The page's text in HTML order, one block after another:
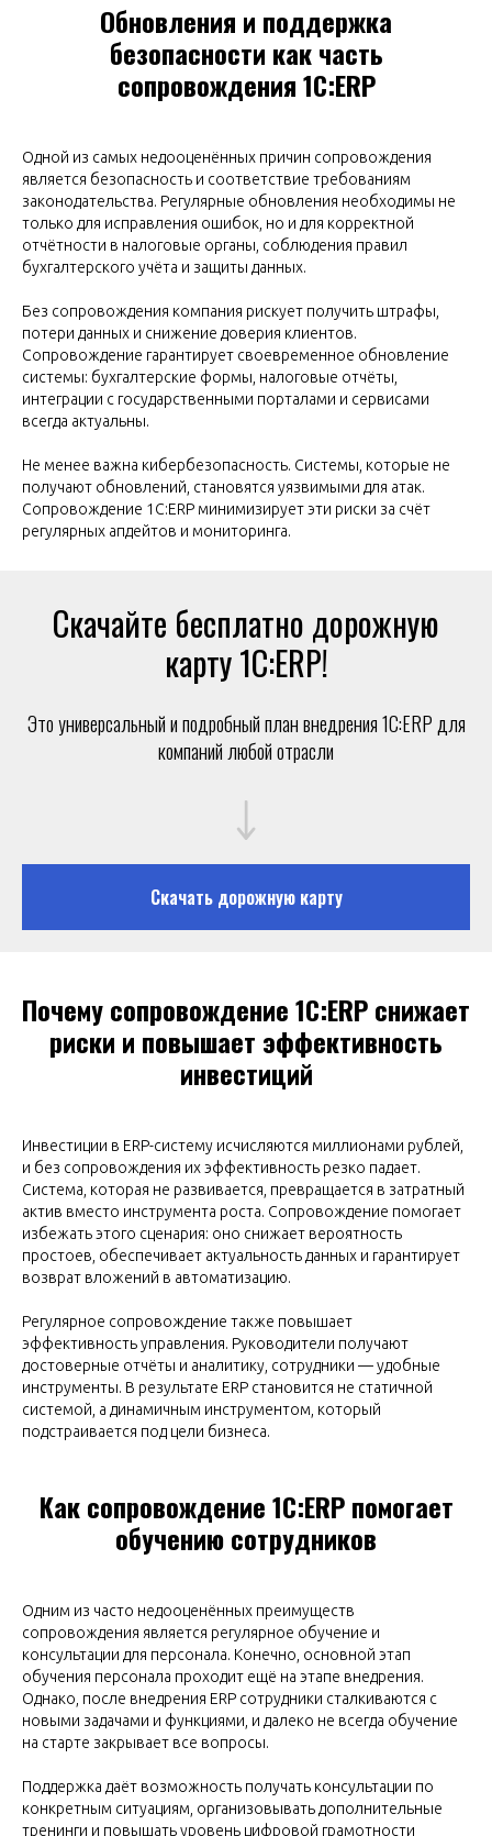
Обновления и поддержка
безопасности как часть
сопровождения 1С:ERP
Одной из самых недооценённых причин сопровождения
является безопасность и соответствие требованиям
законодательства. Регулярные обновления необходимы не
только для исправления ошибок, но и для корректной
отчётности в налоговые органы, соблюдения правил
бухгалтерского учёта и защиты данных.
Без сопровождения компания рискует получить штрафы,
потери данных и снижение доверия клиентов.
Сопровождение гарантирует своевременное обновление
системы: бухгалтерские формы, налоговые отчёты,
интеграции с государственными порталами и сервисами
всегда актуальны.
Не менее важна кибербезопасность. Системы, которые не
получают обновлений, становятся уязвимыми для атак.
Сопровождение 1С:ERP минимизирует эти риски за счёт
регулярных апдейтов и мониторинга.
Скачайте бесплатно дорожную
карту 1С:ERP!
Это универсальный и подробный план внедрения 1С:ERP для
компаний любой отрасли
Скачать дорожную карту
Почему сопровождение 1С:ERP снижает
риски и повышает эффективность
инвестиций
Инвестиции в ERP-систему исчисляются миллионами рублей,
и без сопровождения их эффективность резко падает.
Система, которая не развивается, превращается в затратный
актив вместо инструмента роста. Сопровождение помогает
избежать этого сценария: оно снижает вероятность
простоев, обеспечивает актуальность данных и гарантирует
возврат вложений в автоматизацию.
Регулярное сопровождение также повышает
эффективность управления. Руководители получают
достоверные отчёты и аналитику, сотрудники — удобные
инструменты. В результате ERP становится не статичной
системой, а динамичным инструментом, который
подстраивается под цели бизнеса.
Как сопровождение 1С:ERP помогает
обучению сотрудников
Одним из часто недооценённых преимуществ
сопровождения является регулярное обучение и
консультации для персонала. Конечно, основной этап
обучения персонала проходит ещё на этапе внедрения.
Однако, после внедрения ERP сотрудники сталкиваются с
новыми задачами и функциями, и далеко не всегда обучение
на старте закрывает все вопросы.
Поддержка даёт возможность получать консультации по
конкретным ситуациям, организовывать дополнительные
тренинги и повышать уровень цифровой грамотности